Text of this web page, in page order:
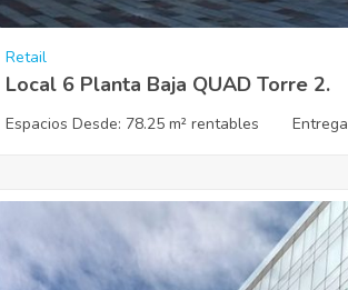
Retail
Local 6 Planta Baja QUAD Torre 2.
Espacios Desde: 78.25 m² rentables Entrega